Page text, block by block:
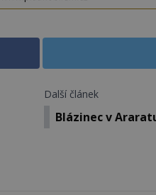
Další článek
Blázinec v